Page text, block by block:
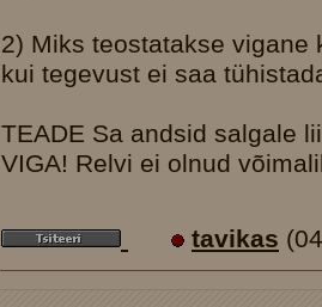
2) Miks teostatakse
kui tegevust ei saa
TEADE Sa andsid salgale
VIGA! Relvi ei olnud
tavikas